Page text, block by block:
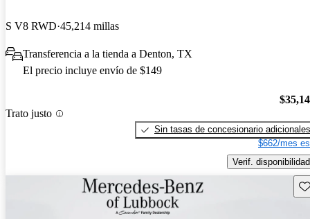
S V8 RWD 45,214 millas
Transferencia a la tienda a Denton, TX
El precio incluye envío de $149
Trato justo
Sin tasas de concesionario adicionales
$662/mes
Verif. disponibilidad